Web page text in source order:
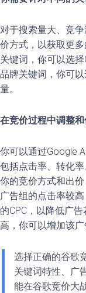
对于搜索量大、竞
价方式，以获取更
关键词，你可以选
品牌关键词，你可
量。
在竞价过程中调整和
你可以通过Google
包括点击率、转化
你的竞价方式和出
广告组的点击率较
的CPC，以降低广
高，你可以增加该广
选择正确的谷歌
关键词特性、广
能在谷歌竞价大